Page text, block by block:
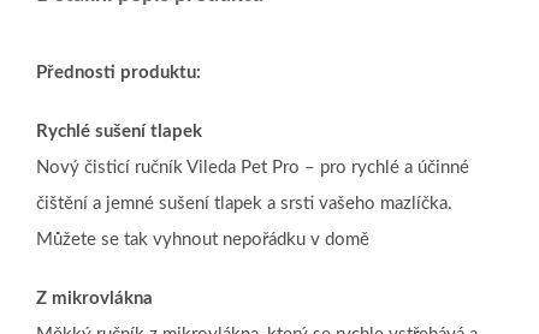
Přednosti produktu:
Rychlé sušení tlapek
Nový čisticí ručník Vileda Pet Pro – pro rychlé a účinné
čištění a jemné sušení tlapek a srsti vašeho mazlíčka.
Můžete se tak vyhnout nepořádku v domě
Z mikrovlákna